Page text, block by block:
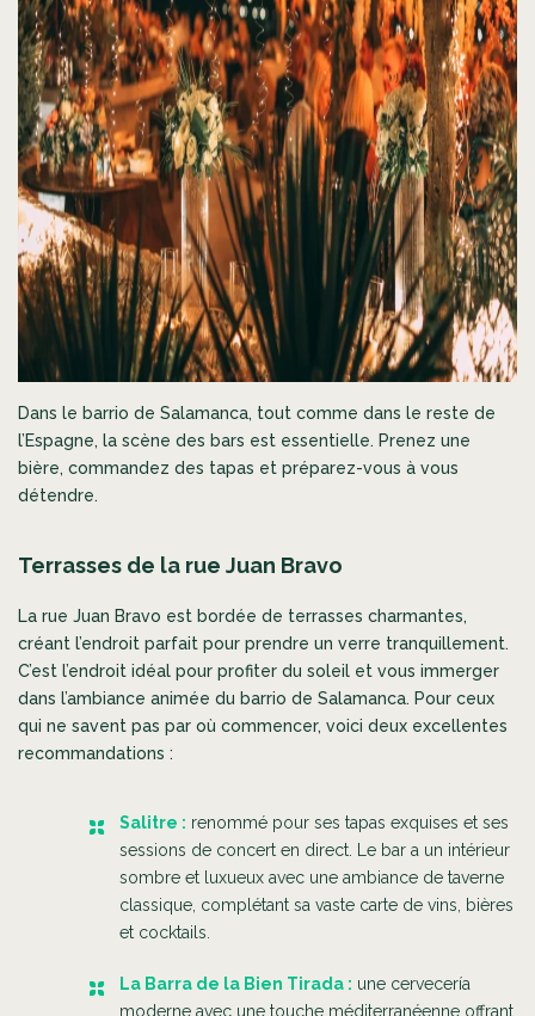
Dans le barrio de Salamanca, tout comme dans le reste de
l’Espagne, la scène des bars est essentielle. Prenez une
bière, commandez des tapas et préparez-vous à vous
détendre.
Terrasses de la rue Juan Bravo
La rue Juan Bravo est bordée de terrasses charmantes,
créant l’endroit parfait pour prendre un verre tranquillement.
C’est l’endroit idéal pour profiter du soleil et vous immerger
dans l’ambiance animée du barrio de Salamanca. Pour ceux
qui ne savent pas par où commencer, voici deux excellentes
recommandations :
Salitre : renommé pour ses tapas exquises et ses
sessions de concert en direct. Le bar a un intérieur
sombre et luxueux avec une ambiance de taverne
classique, complétant sa vaste carte de vins, bières
et cocktails.
La Barra de la Bien Tirada : une cervecería
moderne avec une touche méditerranéenne offrant